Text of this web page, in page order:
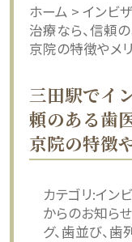
ホーム > インビ
治療なら、信頼
京院の特徴やメ
三田駅でイ
頼のある歯
京院の特徴
カテゴリ:イン
からのお知らせ
グ 歯並び 歯